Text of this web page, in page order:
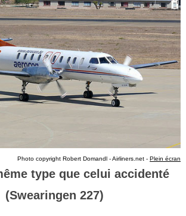
Photo copyright Robert Domandl - Airliners.net - Plein écran
type que celui accidenté
(Swearingen 227)